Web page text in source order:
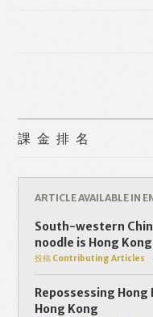
Like
課金排名
ARTICLE AVAILABLE IN
South-western
noodle is Hong
投稿 Contributing Articles
Repossessing
Hong Kong